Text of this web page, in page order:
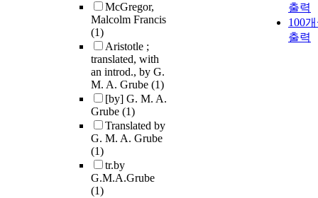
McGregor,
Malcolm Francis
(1)
Aristotle ;
translated, with
an introd., by G.
M. A. Grube (1)
[by] G. M. A.
Grube (1)
Translated by
G. M. A. Grube
(1)
tr.by
G.M.A.Grube
(1)
출력
100
출력